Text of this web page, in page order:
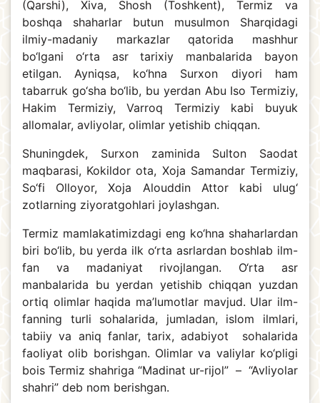
(Qarshi), Xiva, Shosh (Toshkent), Termiz va
boshqa shaharlar butun musulmon Sharqidagi
ilmiy-madaniy markazlar qatorida mashhur
bo‘lgani o‘rta asr tarixiy manbalarida bayon
etilgan. Ayniqsa, ko‘hna Surxon diyori ham
tabarruk go‘sha bo‘lib, bu yerdan Abu Iso Termiziy,
Hakim Termiziy, Varroq Termiziy kabi buyuk
allomalar, avliyolar, olimlar yetishib chiqqan.
Shuningdek, Surxon zaminida Sulton Saodat
maqbarasi, Kokildor ota, Xoja Samandar Termiziy,
So‘fi Olloyor, Xoja Alouddin Attor kabi ulug‘
zotlarning ziyoratgohlari joylashgan.
Termiz mamlakatimizdagi eng ko‘hna shaharlardan
biri bo‘lib, bu yerda ilk o‘rta asrlardan boshlab ilm-
fan va madaniyat rivojlangan. O‘rta asr
manbalarida bu yerdan yetishib chiqqan yuzdan
ortiq olimlar haqida ma’lumotlar mavjud. Ular ilm-
fanning turli sohalarida, jumladan, islom ilmlari,
tabiiy va aniq fanlar, tarix, adabiyot sohalarida
faoliyat olib borishgan. Olimlar va valiylar ko‘pligi
bois Termiz shahriga “Madinat ur-rijol” – “Avliyolar
shahri” deb nom berishgan.